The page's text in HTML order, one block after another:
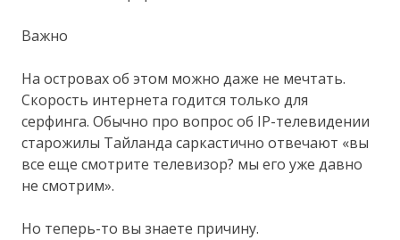
Важно
На островах об этом можно даже не мечтать.
Скорость интернета годится только для
серфинга. Обычно про вопрос об IP-телевидении
старожилы Тайланда саркастично отвечают «вы
все еще смотрите телевизор? мы его уже давно
не смотрим».
Но теперь-то вы знаете причину.